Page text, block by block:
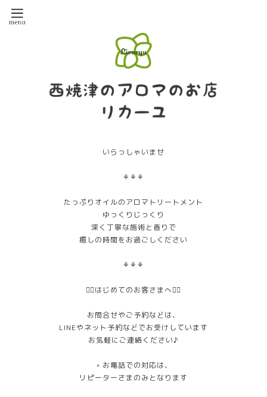
いらっしゃいませ
⚘⚘⚘
たっぷりオイルのアロマトリートメント
ゆっくりじっくり
深く丁寧な施術と香りで
癒しの時間をお過ごしください
⚘⚘⚘
❁⃘はじめてのお客さまへ❁⃘
お問合せやご予約などは、
LINEやネット予約などでお受けしています
お気軽にご連絡ください♪
﹡お電話での対応は、
リピーターさまのみとなります